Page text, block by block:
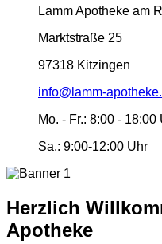
Lamm Apotheke am
Marktstraße 25
97318 Kitzingen
info@lamm-
Mo. - Fr.: 8:00 - 18:00
Sa.: 9:00-12:00 Uhr
Herzlich
Apotheke